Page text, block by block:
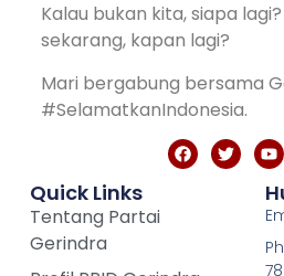
Kalau bukan kita, siapa
sekarang, kapan lagi?
Mari bergabung bersama
#SelamatkanIndonesia.
Quick Links
Tentang Partai
Gerindra